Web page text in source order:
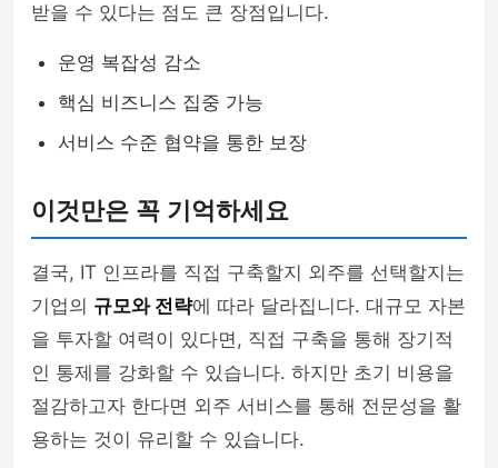
받을 수 있다는 점도 큰 장점입니다.
운영 복잡성 감소
핵심 비즈니스 집중 가능
서비스 수준 협약을 통한 보장
이것만은 꼭 기억하세요
결국, IT 인프라를 직접 구축할지 외주를 선택할지는
기업의 규모와 전략에 따라 달라집니다. 대규모 자본
을 투자할 여력이 있다면, 직접 구축을 통해 장기적
인 통제를 강화할 수 있습니다. 하지만 초기 비용을
절감하고자 한다면 외주 서비스를 통해 전문성을 활
용하는 것이 유리할 수 있습니다.